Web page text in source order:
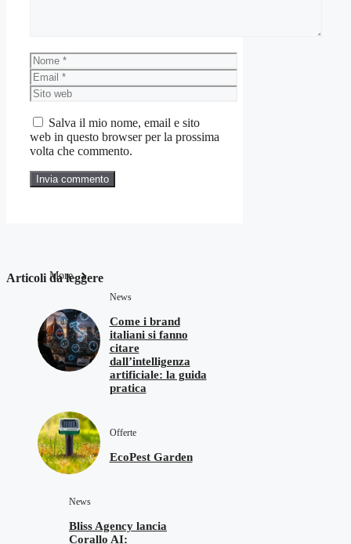
Nome
Email
Sito
web
Salva il mio nome, email e sito
web in questo browser per la prossima
volta che commento.
Articoli da leggere
More
News
Come i brand
italiani si fanno
citare
dall’intelligenza
artificiale: la guida
pratica
Offerte
EcoPest Garden
News
Bliss Agency lancia
Corallo AI: